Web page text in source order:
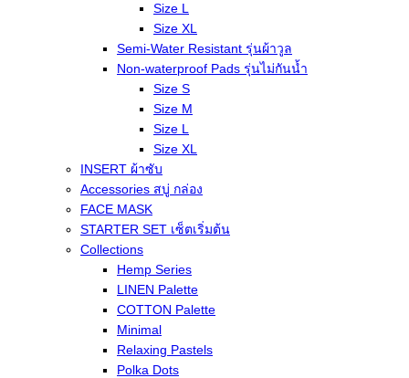
Size L
Size XL
Semi-Water Resistant รุ่นผ้าวูล
Non-waterproof Pads รุ่นไม่กันน้ำ
Size S
Size M
Size L
Size XL
INSERT ผ้าซับ
Accessories สบู่ กล่อง
FACE MASK
STARTER SET เซ็ตเริ่มต้น
Collections
Hemp Series
LINEN Palette
COTTON Palette
Minimal
Relaxing Pastels
Polka Dots